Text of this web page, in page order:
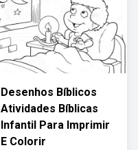
Desenhos Bíblicos
Atividades Bíblicas
Infantil Para Imprimir
E Colorir